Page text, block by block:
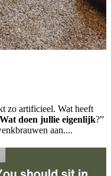
zo artificieel. Wat heeft
Wat doen jullie eigenlijk?”
aan....